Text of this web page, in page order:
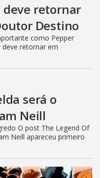
retornar
Destino
como Pepper
retornar em
será o
Neill
O post The Legend Of
Neill apareceu primeiro